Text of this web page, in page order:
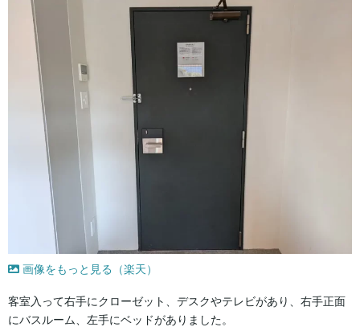
画像をもっと見る（楽天）
客室入って右手にクローゼット、デスクやテレビがあり、右手正面
にバスルーム、左手にベッドがありました。